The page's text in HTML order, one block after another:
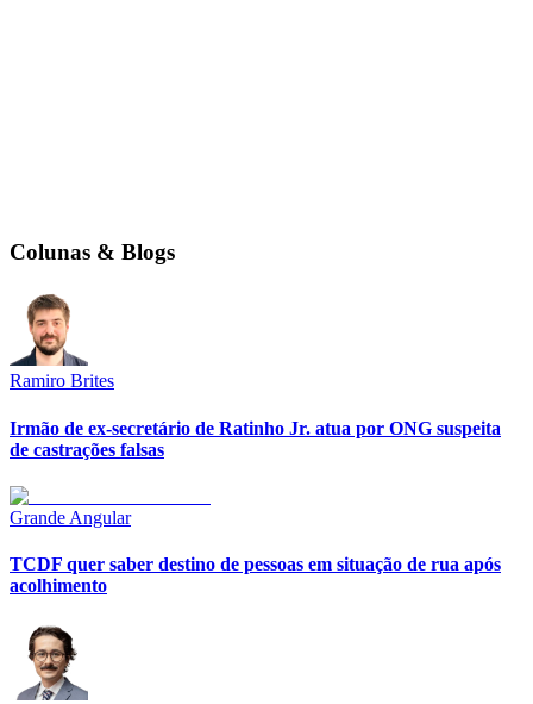
Colunas & Blogs
Ramiro Brites
Irmão de ex-secretário de Ratinho Jr. atua por ONG suspeita
de castrações falsas
Grande Angular
TCDF quer saber destino de pessoas em situação de rua após
acolhimento